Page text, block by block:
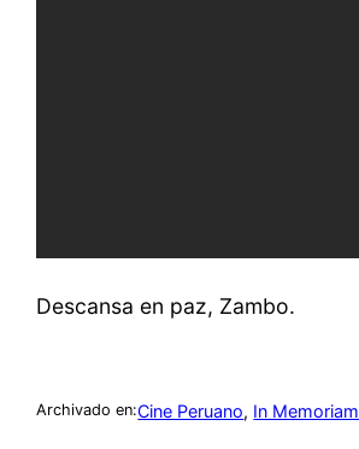
Descansa en paz, Zambo.
Archivado en:Cine Peruano, In Memoriam